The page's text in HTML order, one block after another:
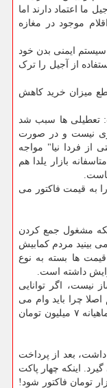
ما اعتماد دارند اما
موجود در مغازه
ایمنی بدن خود
از آجیل را ترک
میزان خرید کاهش
تعطیلی ها سبب شد
نیست و در صورت
از فردا نیا" مواجه
بازار یلدا هم
به قیمت فاکتور می
مشغول جمع کردن
بینید مردم کمابیش
قیمت ها بسته به نوع
نیست، اگر توانایی
را پس بدهیم اصلا چرا باید وام می
گرفتیم. ای کاش کمی ما را درک می کردند، ماهیانه ۷ میلیون تومان
بعد از پرداخت
اینکه چهار پاکت
هر کدام کمتر از یک کیلوست ۷۴۸ هزار تومان فاکتور شود!